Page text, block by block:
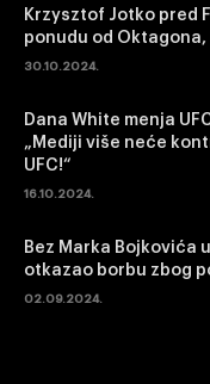
Krzysztof Jotko pred
ponudu od Oktagona,
30.10.2024.
Dana White menja
„Mediji više neće
UFC!“
16.10.2024.
Bez Marka Bojkovića
otkazao borbu zbog
02.09.2024.